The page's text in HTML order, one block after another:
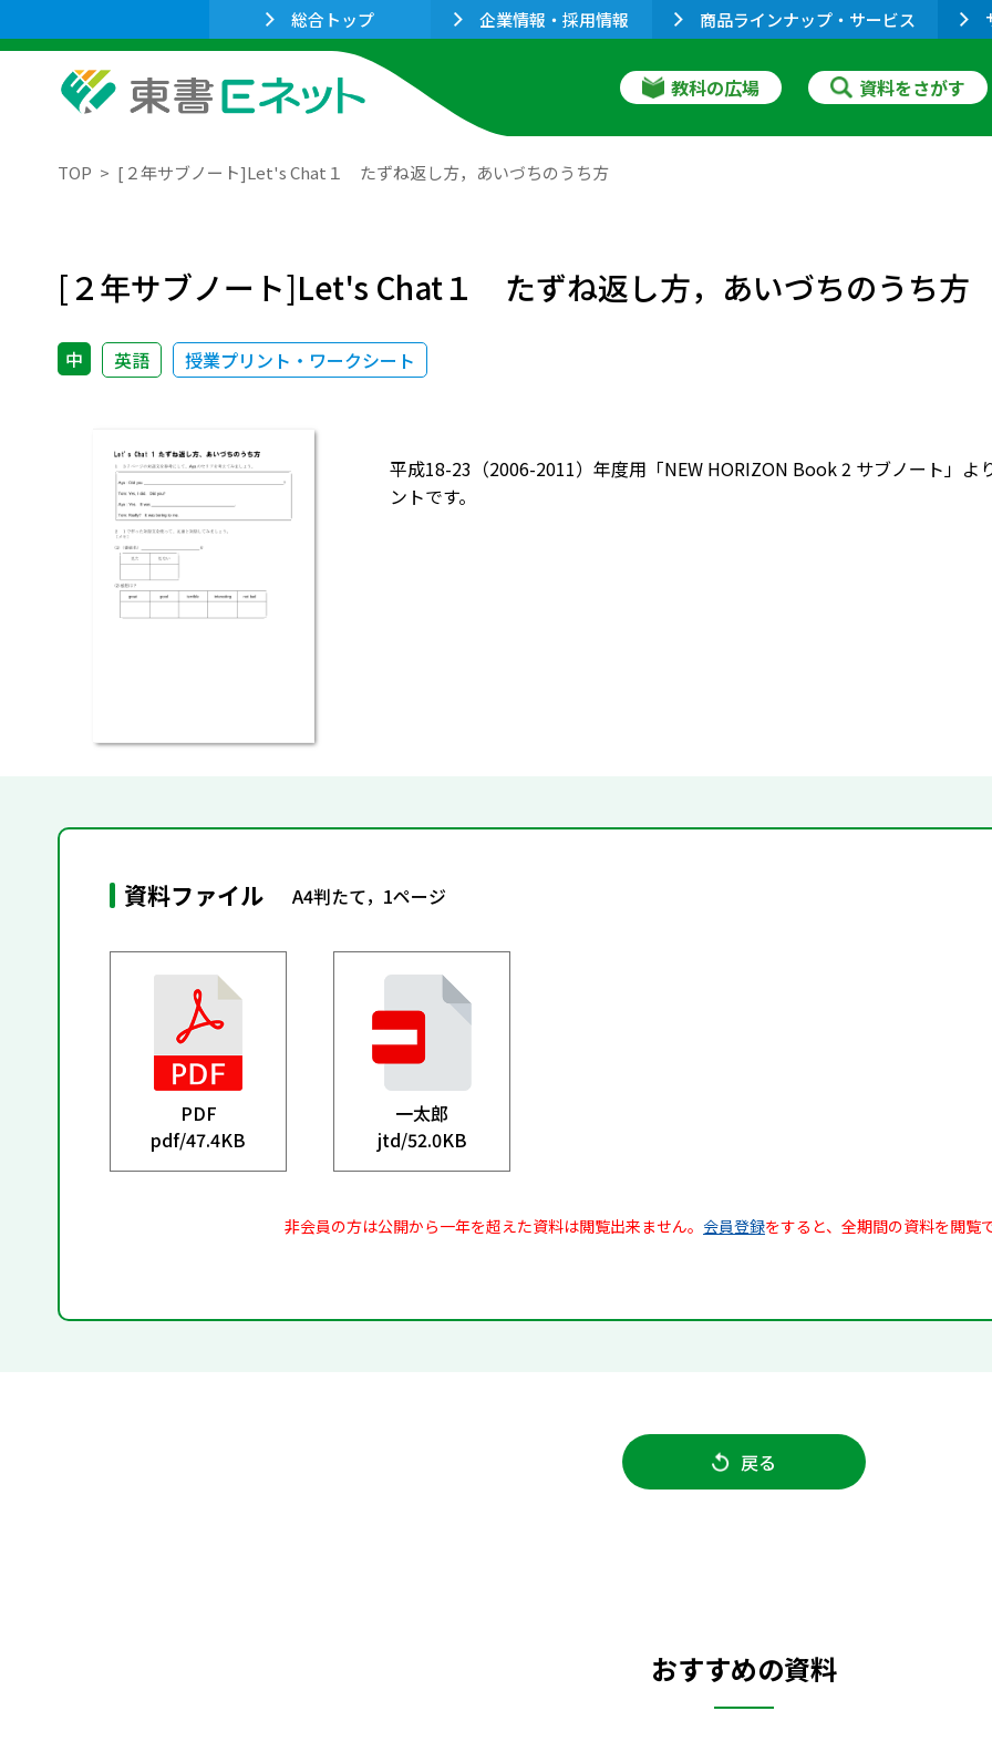
総合トップ 企業情報・採用情報 商品ラインナップ・サービス
教科の広場 資料をさがす
TOP [２年サブノート]Let's Chat１ たずね返し方，あいづちのうち方
[２年サブノート]Let's Chat１ たずね返し方，あいづちのうち方
中 英語 授業プリント・ワークシート
平成18-23（2006-2011）年度用「NEW HORIZON Book 2 サブノート」
ントです。
資料ファイル A4判たて，1ページ
PDF
pdf/47.4KB
一太郎
jtd/52.0KB
非会員の方は公開から一年を超えた資料は閲覧出来ません。 会員登録をすると、全期間の資料を閲覧
戻る
おすすめの資料